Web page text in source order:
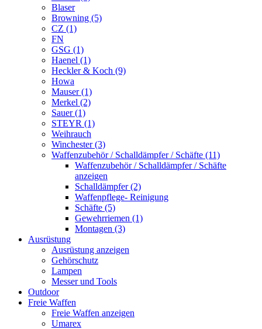
Blaser
Browning (5)
CZ (1)
FN
GSG (1)
Haenel (1)
Heckler & Koch (9)
Howa
Mauser (1)
Merkel (2)
Sauer (1)
STEYR (1)
Weihrauch
Winchester (3)
Waffenzubehör / Schalldämpfer / Schäfte (11)
Waffenzubehör / Schalldämpfer / Schäfte
anzeigen
Schalldämpfer (2)
Waffenpflege- Reinigung
Schäfte (5)
Gewehrriemen (1)
Montagen (3)
Ausrüstung
Ausrüstung anzeigen
Gehörschutz
Lampen
Messer und Tools
Outdoor
Freie Waffen
Freie Waffen anzeigen
Umarex